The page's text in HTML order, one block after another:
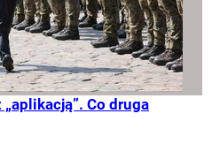
Co druga